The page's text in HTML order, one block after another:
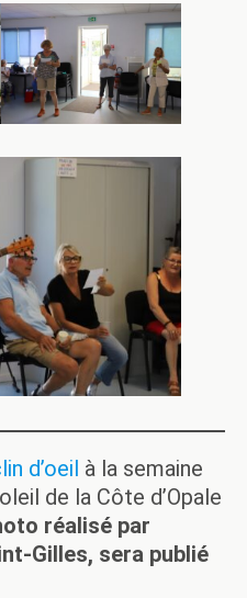
d’oeil à la semaine
de la Côte d’Opale
réalisé par
Gilles, sera publié